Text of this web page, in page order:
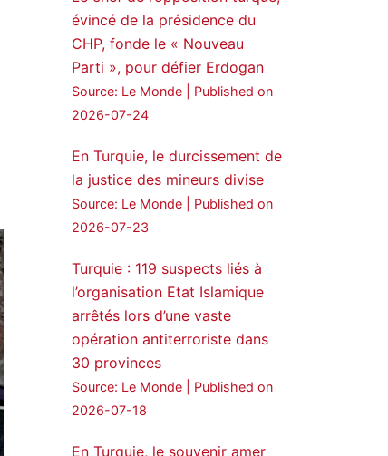
a retweeté
MedyaNews
24 Jan 2025
🔴DEM Party Imrali
on Abdullah Öcalan meeting
#AbdullahÖcalan
#PeaceProcess #ImralıIsland
Twitter
Voir plus...
évincé de la présidence du
CHP, fonde le « Nouveau
Parti », pour défier Erdogan
Source: Le Monde
Published on
2026-07-24
En Turquie, le durcissement de
la justice des mineurs divise
Source: Le Monde
Published on
2026-07-23
Turquie : 119 suspects liés à
l’organisation Etat Islamique
arrêtés lors d’une vaste
opération antiterroriste dans
30 provinces
Source: Le Monde
Published on
2026-07-18
En Turquie, le souvenir amer